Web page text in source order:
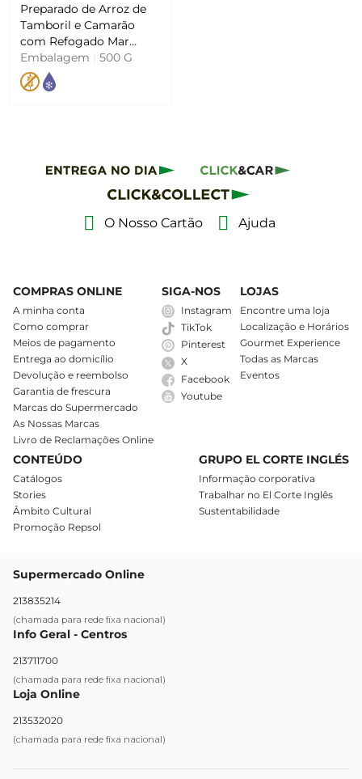
Preparado de Arroz de
Tamboril e Camarão
com Refogado Mar
Ibérica
Embalagem 500 G
O Nosso Cartão Ajuda
COMPRAS ONLINE
A minha conta
Como comprar
Meios de pagamento
Entrega ao domicílio
Devolução e reembolso
Garantia de frescura
Marcas do Supermercado
As Nossas Marcas
Livro de Reclamações Online
SIGA-NOS
Instagram
TikTok
Pinterest
X
Facebook
Youtube
LOJAS
Encontre uma loja
Localização e Horários
Gourmet Experience
Todas as Marcas
Eventos
CONTEÚDO
Catálogos
Stories
Âmbito Cultural
Promoção Repsol
GRUPO EL CORTE INGLÉS
Informação corporativa
Trabalhar no El Corte Inglês
Sustentabilidade
Supermercado Online
213835214
(chamada para rede fixa nacional)
Info Geral - Centros
213711700
(chamada para rede fixa nacional)
Loja Online
213532020
(chamada para rede fixa nacional)